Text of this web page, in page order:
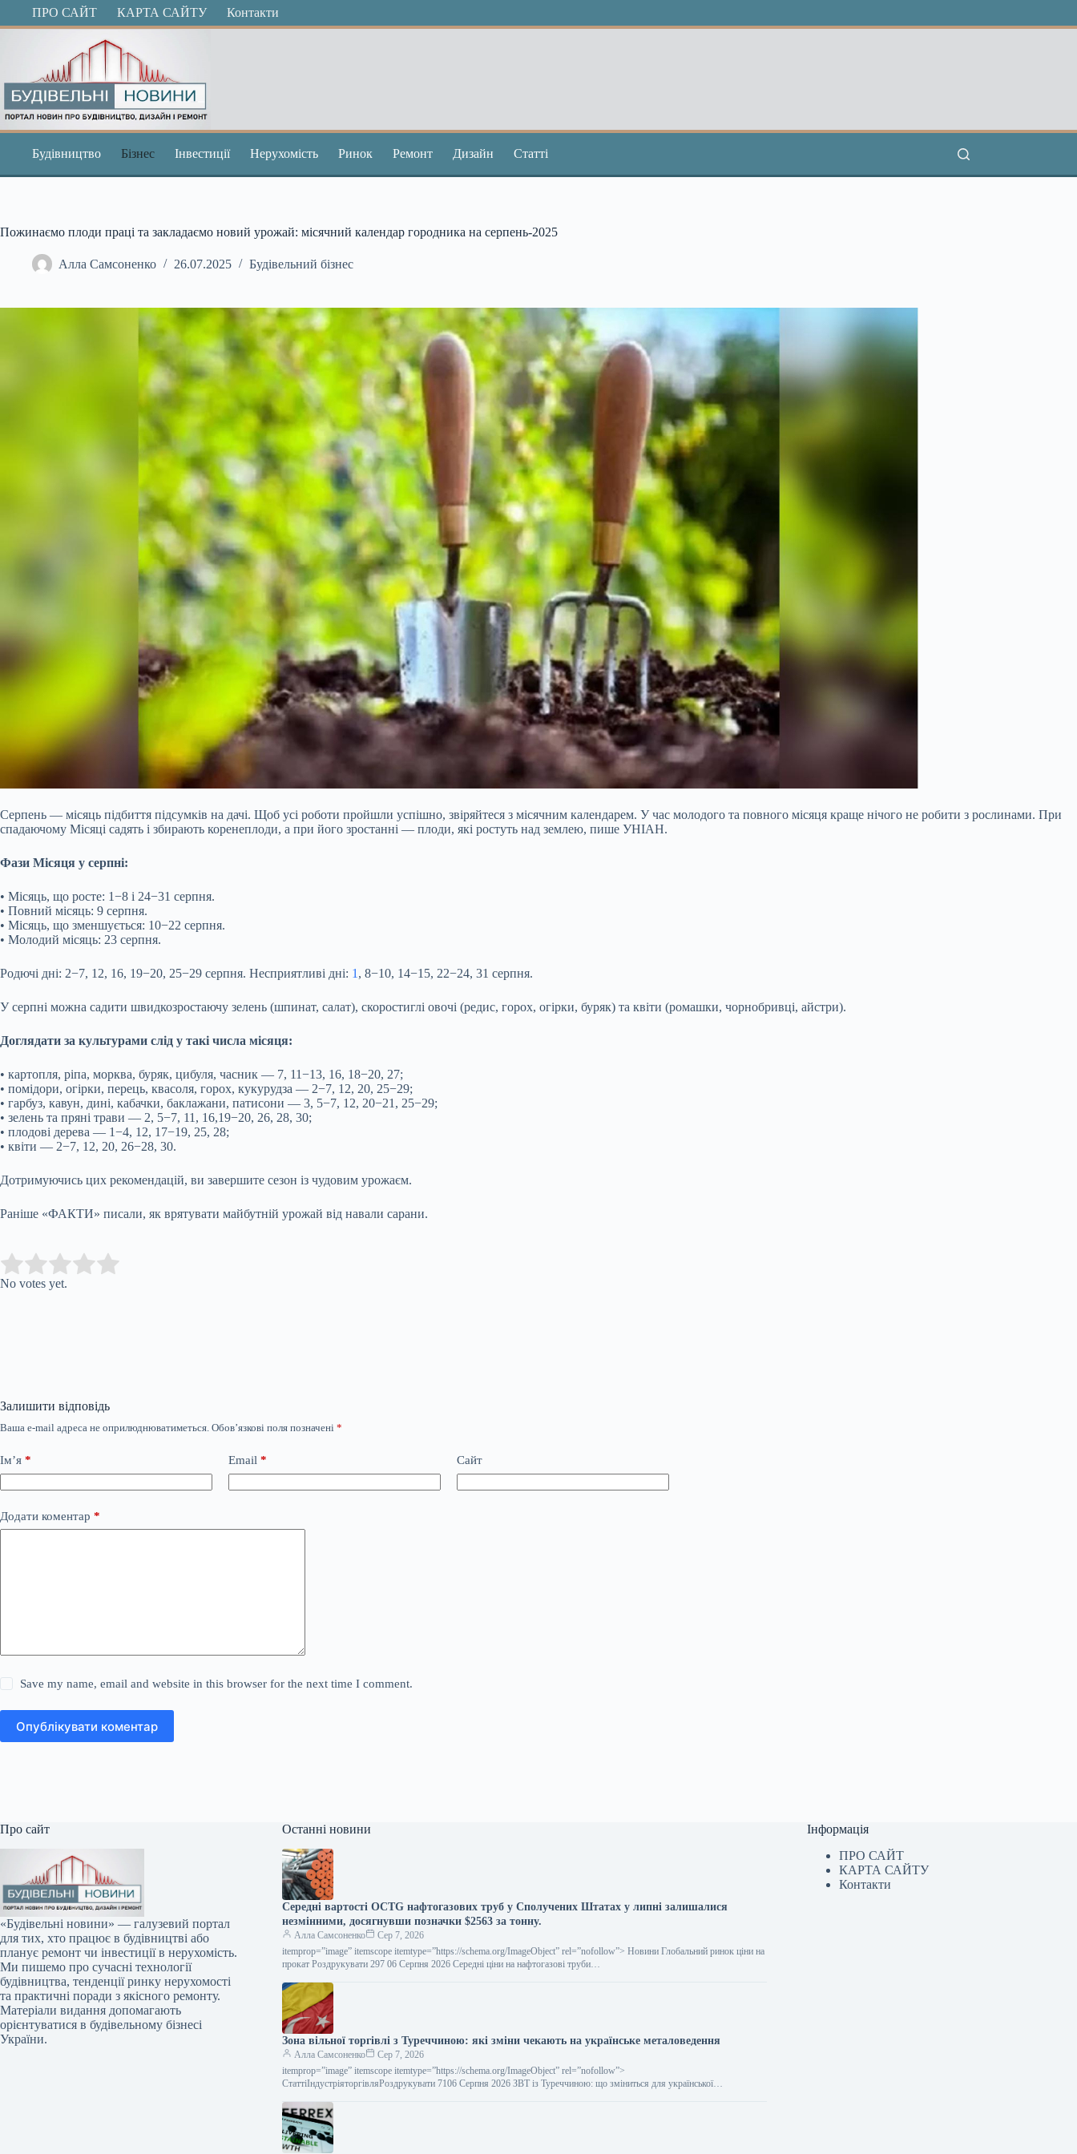
ПерейтиПРО САЙТ КАРТА САЙТУ Контакти
Будівництво Бізнес Інвестиції Нерухомість Ринок Ремонт Дизайн Статті
Пожинаємо плоди праці та закладаємо новий урожай: місячний календар городника на серпень-2025
Алла Самсоненко 26.07.2025 Будівельний бізнес
Серпень — місяць підбиття підсумків на дачі. Щоб усі роботи пройшли успішно, звіряйтеся з місячним календарем. У час молодого та повного місяця краще нічого не робити з рослинами. При
спадаючому Місяці садять і збирають коренеплоди, а при його зростанні — плоди, які ростуть над землею, пише УНІАН.
Фази Місяця у серпні:
• Місяць, що росте: 1−8 і 24−31 серпня.
• Повний місяць: 9 серпня.
• Місяць, що зменшується: 10−22 серпня.
• Молодий місяць: 23 серпня.
Родючі дні: 2−7, 12, 16, 19−20, 25−29 серпня. Несприятливі дні: 1 , 8−10, 14−15, 22−24, 31 серпня.
У серпні можна садити швидкозростаючу зелень (шпинат, салат), скоростиглі овочі (редис, горох, огірки, буряк) та квіти (ромашки, чорнобривці, айстри).
Доглядати за культурами слід у такі числа місяця:
• картопля, ріпа, морква, буряк, цибуля, часник — 7, 11−13, 16, 18−20, 27;
• помідори, огірки, перець, квасоля, горох, кукурудза — 2−7, 12, 20, 25−29;
• гарбуз, кавун, дині, кабачки, баклажани, патисони — 3, 5−7, 12, 20−21, 25−29;
• зелень та пряні трави — 2, 5−7, 11, 16,19−20, 26, 28, 30;
• плодові дерева — 1−4, 12, 17−19, 25, 28;
• квіти — 2−7, 12, 20, 26−28, 30.
Дотримуючись цих рекомендацій, ви завершите сезон із чудовим урожаєм.
Раніше «ФАКТИ» писали, як врятувати майбутній урожай від навали сарани.
Rate this item:
No votes yet.
Залишити відповідь
Ваша e-mail адреса не оприлюднюватиметься. Обов’язкові поля позначені *
Ім’я * Email * Сайт
Додати коментар *
Save my name, email and website in this browser for the next time I comment.
Опублікувати коментар
Про сайт
«Будівельні новини» — галузевий портал
для тих, хто працює в будівництві або
планує ремонт чи інвестиції в нерухомість.
Ми пишемо про сучасні технології
будівництва, тенденції ринку нерухомості
та практичні поради з якісного ремонту.
Матеріали видання допомагають
орієнтуватися в будівельному бізнесі
України.
Останні новини
Середні вартості OCTG нафтогазових труб у Сполучених Штатах у липні залишалися
незмінними, досягнувши позначки $2563 за тонну.
Алла Самсоненко
Сер 7, 2026
itemprop=”image” itemscope itemtype=”https://schema.org/ImageObject” rel=”nofollow”> Новини Глобальний ринок ціни на
прокат Роздрукувати 297 06 Серпня 2026 Середні ціни на нафтогазові труби…
Зона вільної торгівлі з Туреччиною: які зміни чекають на українське металоведення
Алла Самсоненко
Сер 7, 2026
itemprop=”image” itemscope itemtype=”https://schema.org/ImageObject” rel=”nofollow”>
СтаттіІндустріяторгівляРоздрукувати 7106 Серпня 2026 ЗВТ із Туреччиною: що зміниться для української
Інформація
ПРО САЙТ
КАРТА САЙТУ
Контакти